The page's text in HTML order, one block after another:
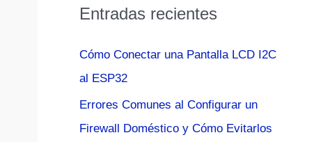
c
o
r
Entradas recientes
Cómo Conectar una Pantalla LCD I2C
al ESP32
Errores Comunes al Configurar un
Firewall Doméstico y Cómo Evitarlos